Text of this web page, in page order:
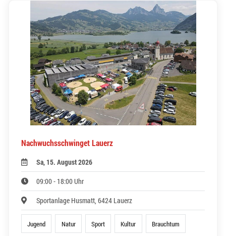
Nachwuchsschwinget Lauerz
Sa, 15. August 2026
09:00 - 18:00 Uhr
Sportanlage Husmatt, 6424 Lauerz
Jugend Natur Sport Kultur Brauchtum